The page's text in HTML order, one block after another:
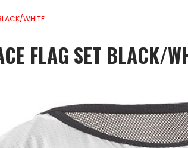
WHITE
FLAG SET BLACK/